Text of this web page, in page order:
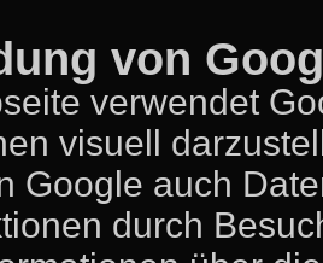
von
verwendet
visuell
Google auch
durch